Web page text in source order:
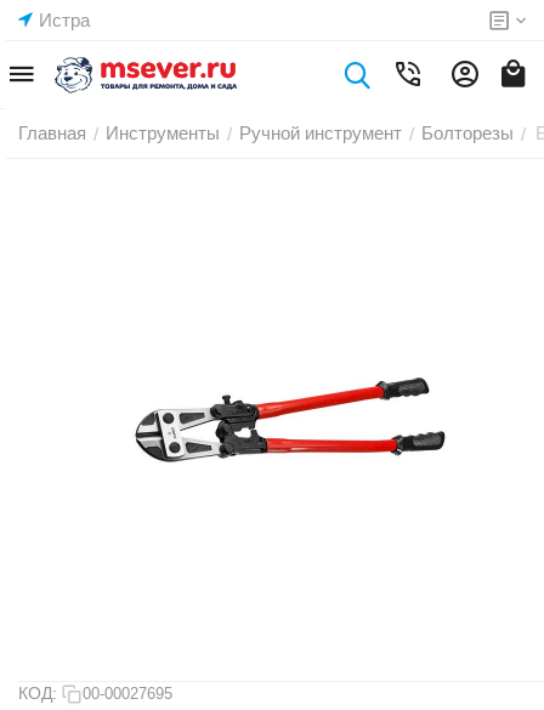
Истра
Главная / Инструменты / Ручной инструмент / Болторезы /
КОД: 00-00027695